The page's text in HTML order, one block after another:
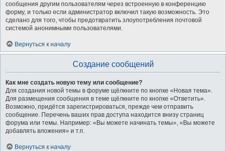
сообщения другим пользователям через встроенную в конференцию
форму, и только если администратор включил такую возможность. Это
сделано для того, чтобы предотвратить злоупотребления почтовой
системой анонимными пользователями.
Вернуться к началу
Создание сообщений
Как мне создать новую тему или сообщение?
Для создания новой темы в форуме щёлкните по кнопке «Новая тема».
Для размещения сообщения в теме щёлкните по кнопке «Ответить».
Возможно, придётся зарегистрироваться, прежде чем отправить
сообщение. Перечень ваших прав доступа находится внизу страниц
форума или темы. Например: «Вы можете начинать темы», «Вы можете
добавлять вложения» и т.п.
Вернуться к началу